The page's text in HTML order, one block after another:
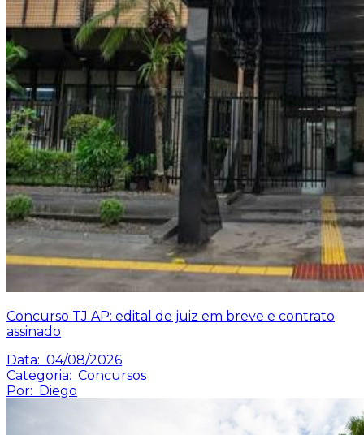
Concurso TJ AP: edital de juiz em breve e contrato
assinado
Data: 04/08/2026
Categoria: Concursos
Por:
Diego